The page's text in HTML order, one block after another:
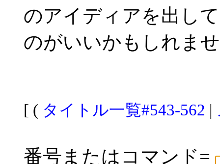
のアイディアを出し
のがいいかもしれま
[ ( タイトル一覧#543-562 |
番号またはコマンド=